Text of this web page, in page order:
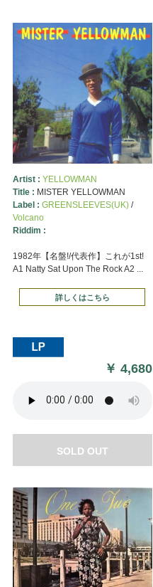
Artist : YELLOWMAN
Title : MISTER YELLOWMAN
Label : GREENSLEEVES(UK)/
Volcano
Riddim :
1982年【名盤!/代表作】これが1st!
A1 Natty Sat Upon The Rock A2 ...
詳しくはこちら
￥4,680
SOLD OUT